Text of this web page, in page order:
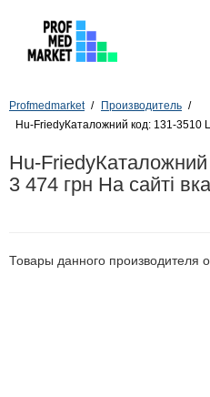
Profmedmarket
Производитель
Hu-FriedyКаталожний код: 131-3510
Hu-
3 474 грн На сайті
Товары данного производителя